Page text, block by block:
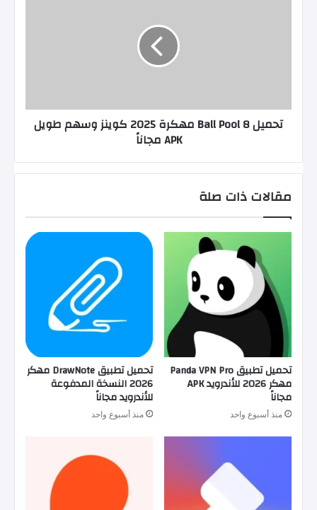
تحميل 8 Ball Pool مهكرة 2025 كوينز وسهم طويل
APK مجاناً
مقالات ذات صلة
تحميل تطبيق Panda VPN Pro
مهكر 2026 للأندرويد APK
مجاناً
منذ أسبوع واحد
تحميل تطبيق DrawNote مهكر
2026 النسخة المدفوعة
للأندرويد مجاناً
منذ أسبوع واحد